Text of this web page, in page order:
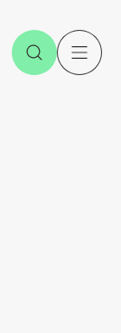
Suche